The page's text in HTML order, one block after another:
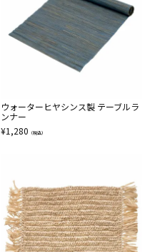
ウォーターヒヤシンス製 テーブルラ
ンナー
¥1,280 （税込）